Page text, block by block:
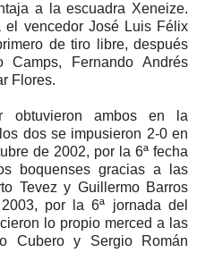
a la escuadra Xeneize.
el vencedor José Luis Félix
de tiro libre, después
Camps, Fernando Andrés
Flores.
obtuvieron ambos en la
dos se impusieron 2-0 en
de 2002, por la 6ª fecha
boquenses gracias a las
Tevez y Guillermo Barros
por la 6ª jornada del
lo propio merced a las
Cubero y Sergio Román